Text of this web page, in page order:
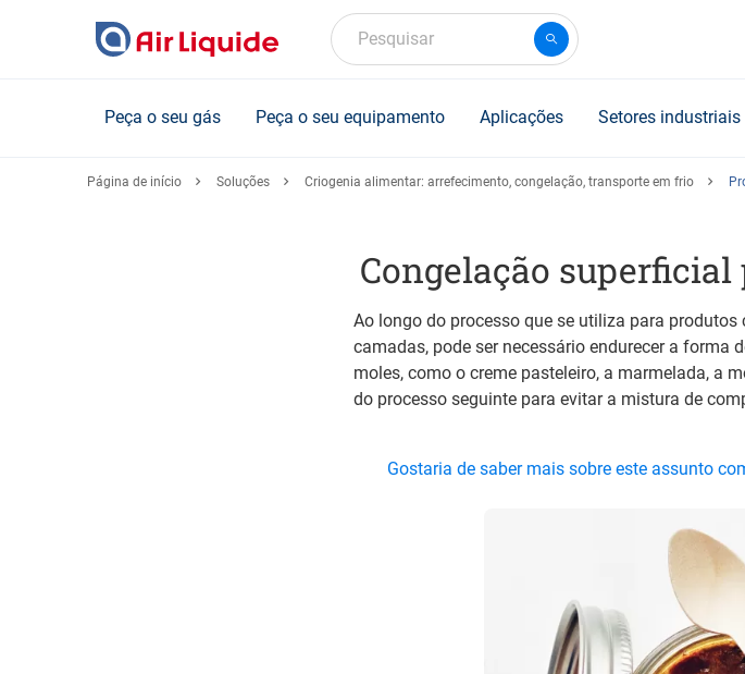
Pesquisar
Peça o seu gás Peça o seu equipamento Aplicações Setores industriais
Página de início Soluções Criogenia alimentar: arrefecimento, congelação, transporte em frio
Congelação
Ao longo do processo que se utiliza para
camadas, pode ser necessário endurecer a forma
moles, como o creme pasteleiro, a marmelada, a
do processo seguinte para evitar a mistura de
Gostaria de saber mais sobre este assunto